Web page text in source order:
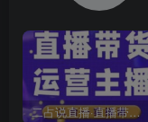
二占说直播·直播带货主播运营课程，主播运营二合一实操课